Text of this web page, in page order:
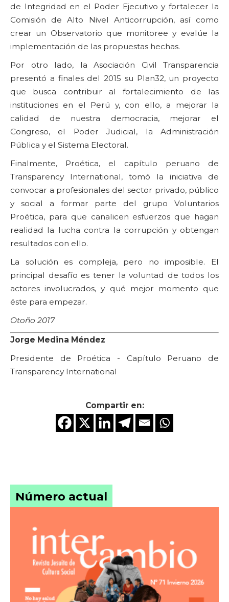
de Integridad en el Poder Ejecutivo y fortalecer la
Comisión de Alto Nivel Anticorrupción, así como
crear un Observatorio que monitoree y evalúe la
implementación de las propuestas hechas.
Por otro lado, la Asociación Civil Transparencia
presentó a finales del 2015 su Plan32, un proyecto
que busca contribuir al fortalecimiento de las
instituciones en el Perú y, con ello, a mejorar la
calidad de nuestra democracia, mejorar el
Congreso, el Poder Judicial, la Administración
Pública y el Sistema Electoral.
Finalmente, Proética, el capítulo peruano de
Transparency International, tomó la iniciativa de
convocar a profesionales del sector privado, público
y social a formar parte del grupo Voluntarios
Proética, para que canalicen esfuerzos que hagan
realidad la lucha contra la corrupción y obtengan
resultados con ello.
La solución es compleja, pero no imposible. El
principal desafío es tener la voluntad de todos los
actores involucrados, y qué mejor momento que
éste para empezar.
Otoño 2017
Jorge Medina Méndez
Presidente de Proética - Capítulo Peruano de
Transparency International
Compartir en:
Número actual